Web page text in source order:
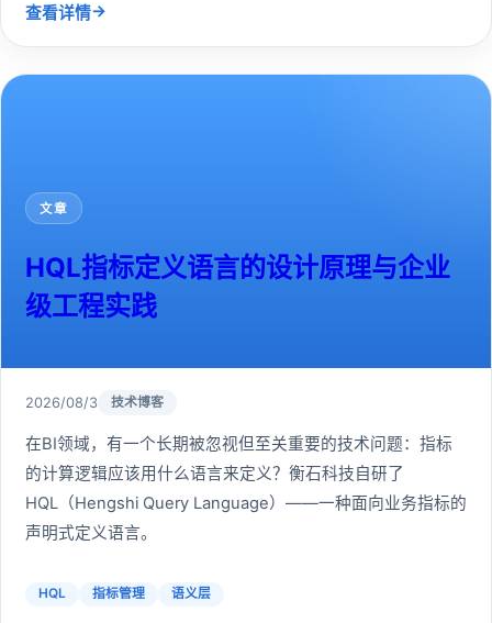
查看详情→
文章
HQL指标定义语言的设计原理与企业
级工程实践
2026/08/3 技术博客
在BI领域，有一个长期被忽视但至关重要的技术问题：指标
的计算逻辑应该用什么语言来定义？衡石科技自研了
HQL（Hengshi Query Language）——一种面向业务指标的
声明式定义语言。
HQL 指标管理 语义层